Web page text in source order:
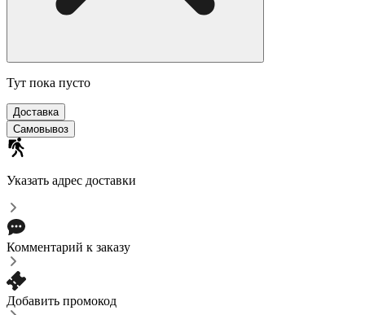
Тут пока пусто
Доставка
Самовывоз
Указать адрес доставки
Комментарий к заказу
Добавить промокод